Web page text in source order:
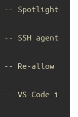
-- Spotlight
-- SSH agent
-- Re-allow
-- VS Code i